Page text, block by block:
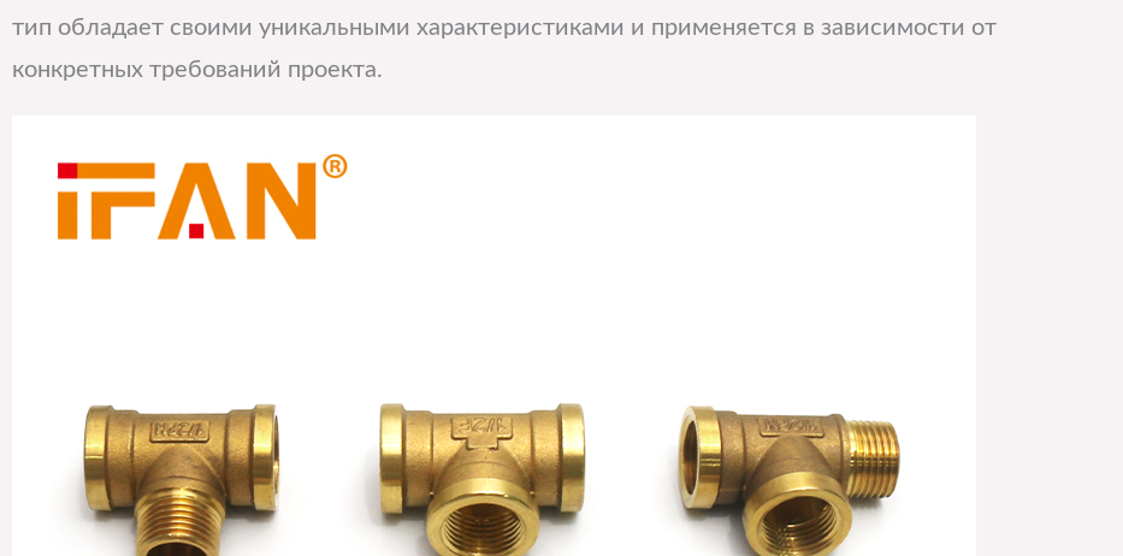
тип обладает своими уникальными характеристиками и применяется в зависимости от
конкретных требований проекта.